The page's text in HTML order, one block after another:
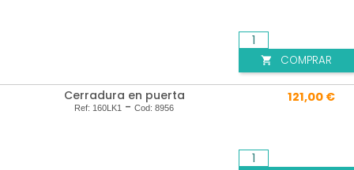
 COMPRAR
Cerradura en puerta
Ref: 160LK1 - Cod: 8956
121,00 €